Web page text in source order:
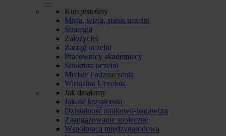
Kim jesteśmy
Misja, wizja, status uczelni
Strategia
Założyciel
Zarząd uczelni
Pracownicy akademiccy
Struktura uczelni
Medale i odznaczenia
Wirtualna Uczelnia
Jak działamy
Jakość kształcenia
Działalność naukowo-badawcza
Zaangażowanie społeczne
Współpraca międzynarodowa